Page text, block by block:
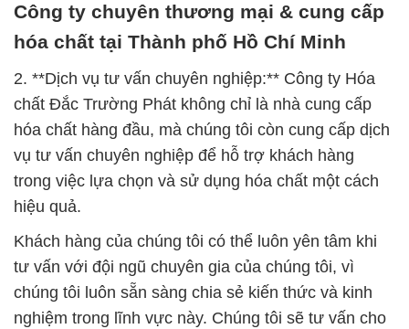
Công ty chuyên thương mại & cung cấp
hóa chất tại Thành phố Hồ Chí Minh
2. **Dịch vụ tư vấn chuyên nghiệp:** Công ty Hóa
chất Đắc Trường Phát không chỉ là nhà cung cấp
hóa chất hàng đầu, mà chúng tôi còn cung cấp dịch
vụ tư vấn chuyên nghiệp để hỗ trợ khách hàng
trong việc lựa chọn và sử dụng hóa chất một cách
hiệu quả.
Khách hàng của chúng tôi có thể luôn yên tâm khi
tư vấn với đội ngũ chuyên gia của chúng tôi, vì
chúng tôi luôn sẵn sàng chia sẻ kiến thức và kinh
nghiệm trong lĩnh vực này. Chúng tôi sẽ tư vấn cho